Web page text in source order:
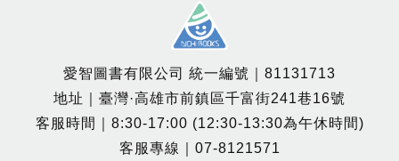
愛智圖書有限公司 統一編號｜81131713
地址｜臺灣·高雄市前鎮區千富街241巷16號
客服時間｜8:30-17:00 (12:30-13:30為午休時間)
客服專線｜07-8121571